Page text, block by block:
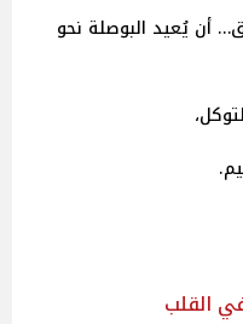
أن يُعيد البوصلة نحو
القلب